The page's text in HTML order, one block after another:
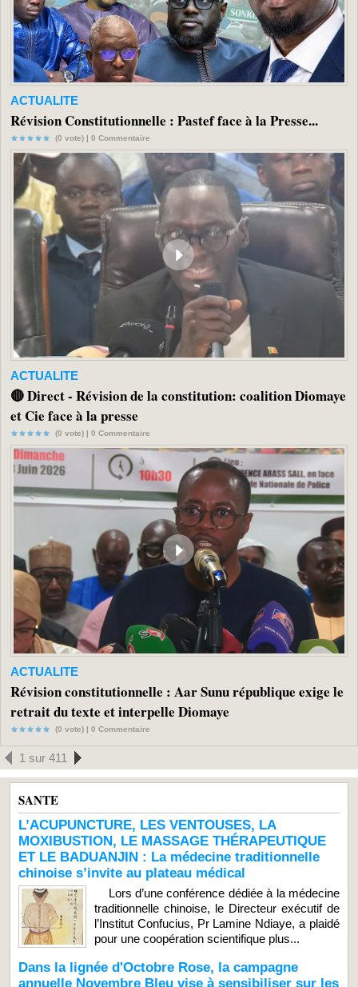
ACTUALITE
Révision Constitutionnelle : Pastef face à la Presse...
(0 vote) | 0 Commentaire
ACTUALITE
🔴 Direct - Révision de la constitution: coalition Diomaye
et Cie face à la presse
(0 vote) | 0 Commentaire
ACTUALITE
Révision constitutionnelle : Aar Sunu république exige le
retrait du texte et interpelle Diomaye
(0 vote) | 0 Commentaire
1 sur 411
SANTE
L’ACUPUNCTURE, LES VENTOUSES, LA
MOXIBUSTION, LE MASSAGE THÉRAPEUTIQUE
ET LE BADUANJIN : La médecine traditionnelle
chinoise s’invite au plateau médical
Lors d’une conférence dédiée à la médecine
traditionnelle chinoise, le Directeur exécutif de
l’Institut Confucius, Pr Lamine Ndiaye, a plaidé
pour une coopération scientifique plus...
Dans la lignée d'Octobre Rose, la campagne
annuelle Novembre Bleu vise à sensibiliser sur les